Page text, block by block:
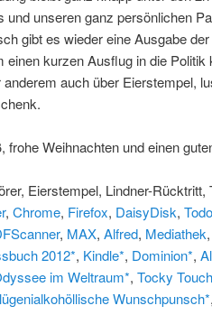
und unseren ganz persönlichen
gibt es wieder eine Ausgabe
einen kurzen Ausflug in die
auch über Eierstempel,
frohe Weihnachten und einen
Eierstempel, Lindner-Rücktritt,
, Chrome, Firefox, DaisyDisk, Todo
, MAX, Alfred, Mediathek
2012*, Kindle*, Dominion*,
im Weltraum*, Tocky
Wunschpunsch*,